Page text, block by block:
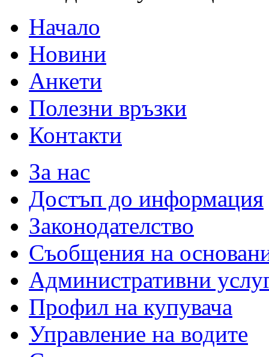
Начало
Новини
Анкети
Полезни връзки
Контакти
За нас
Достъп до информация
Законодателство
Съобщения на
Административни
Профил на купувача
Управление на водите